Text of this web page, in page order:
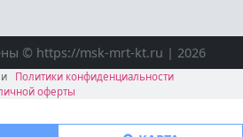
© https://msk-mrt-kt.ru | 2026
Политики конфиденциальности
оферты